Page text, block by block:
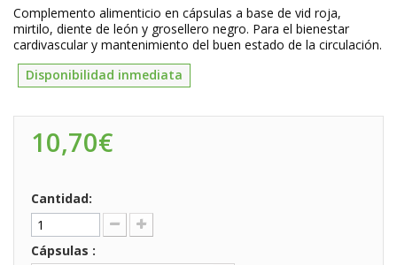
Complemento alimenticio en cápsulas a base de vid roja,
mirtilo, diente de león y grosellero negro. Para el bienestar
cardivascular y mantenimiento del buen estado de la circulación.
Disponibilidad inmediata
10,70€
Cantidad:
Cápsulas :